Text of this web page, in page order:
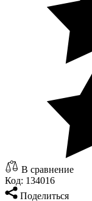
В сравнение
Код: 134016
Поделиться